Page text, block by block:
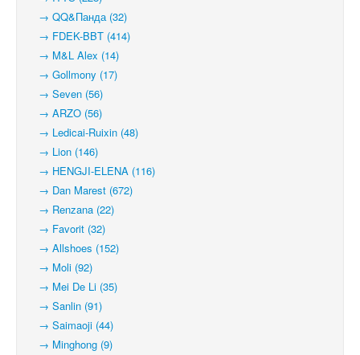
→ QQ&Панда (32)
→ FDEK-BBT (414)
→ M&L Alex (14)
→ Gollmony (17)
→ Seven (56)
→ ARZO (56)
→ Ledicai-Ruixin (48)
→ Lion (146)
→ HENGJI-ELENA (116)
→ Dan Marest (672)
→ Renzana (22)
→ Favorit (32)
→ Allshoes (152)
→ Moli (92)
→ Mei De Li (35)
→ Sanlin (91)
→ Saimaoji (44)
→ Minghong (9)